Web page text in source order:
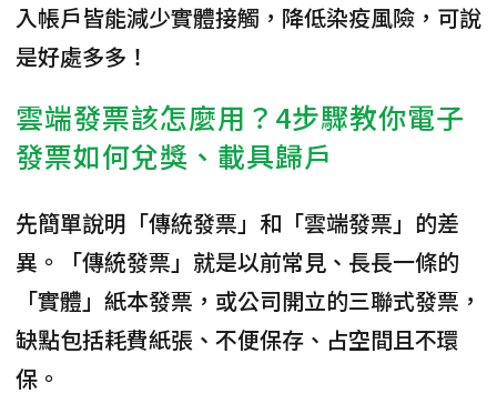
入帳戶皆能減少實體接觸，降低染疫風險，可說
是好處多多！
雲端發票該怎麼用？4步驟教你電子
發票如何兌獎、載具歸戶
先簡單說明「傳統發票」和「雲端發票」的差
異。「傳統發票 」就是以前常見、長長一條的
「實體」紙本發票，或公司開立的三聯式發票，
缺點包括耗費紙張、不便保存、占空間且不環
保。